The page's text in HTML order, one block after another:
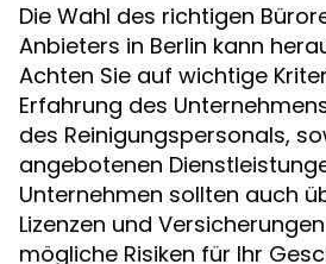
Die Wahl des richtigen
Anbieters in Berlin kann
Achten Sie auf wichtige
Erfahrung des
des Reinigungspersonals,
angebotenen
Unternehmen sollten auch
Lizenzen und
mögliche Risiken für Ihr